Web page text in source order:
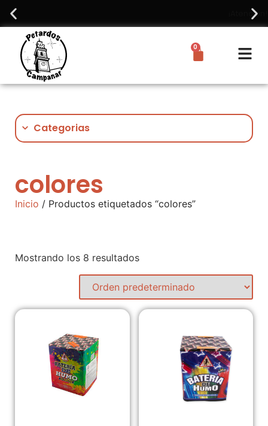
¡Atención! Recuerda que
0
Categorias
colores
Inicio / Productos etiquetados “colores”
Mostrando los 8 resultados